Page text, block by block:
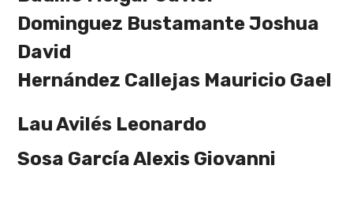
Dominguez Bustamante Joshua
David
Hernández Callejas Mauricio Gael
Lau Avilés Leonardo
Sosa García Alexis Giovanni